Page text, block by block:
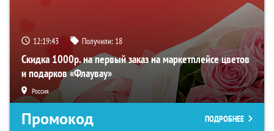
12:19:42 Получили: 18
Скидка 1000р. на первый заказ на маркетплейсе цветов
и подарков «Флаувау»
Россия
Промокод ПОДРОБНЕЕ